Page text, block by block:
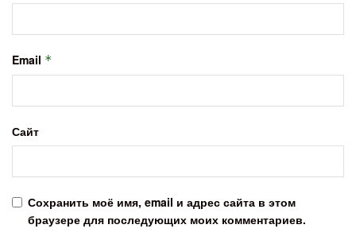
Email *
Сайт
Сохранить моё имя, email и адрес сайта в этом
браузере для последующих моих комментариев.